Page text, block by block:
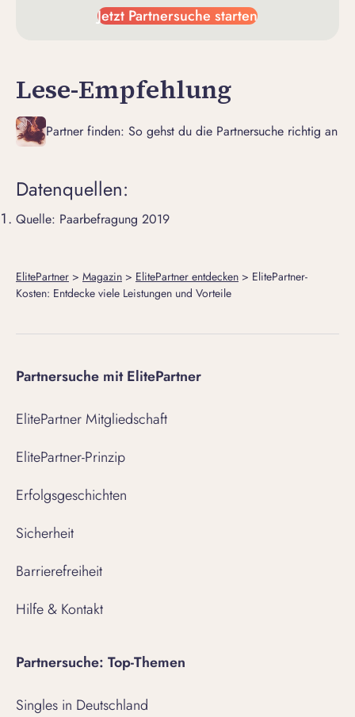
Jetzt Partnersuche starten
Lese-Empfehlung
Partner finden: So gehst du die Partnersuche richtig an
Datenquellen:
Quelle: Paarbefragung 2019
ElitePartner > Magazin > ElitePartner entdecken > ElitePartner-
Kosten: Entdecke viele Leistungen und Vorteile
Partnersuche mit ElitePartner
ElitePartner Mitgliedschaft
ElitePartner-Prinzip
Erfolgsgeschichten
Sicherheit
Barrierefreiheit
Hilfe & Kontakt
Partnersuche: Top-Themen
Singles in Deutschland